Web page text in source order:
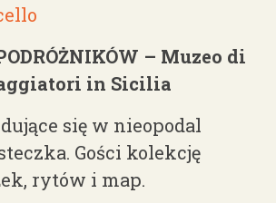
– Muzeo di
in Sicilia
się w nieopodal
Gości kolekcję
rytów i map.